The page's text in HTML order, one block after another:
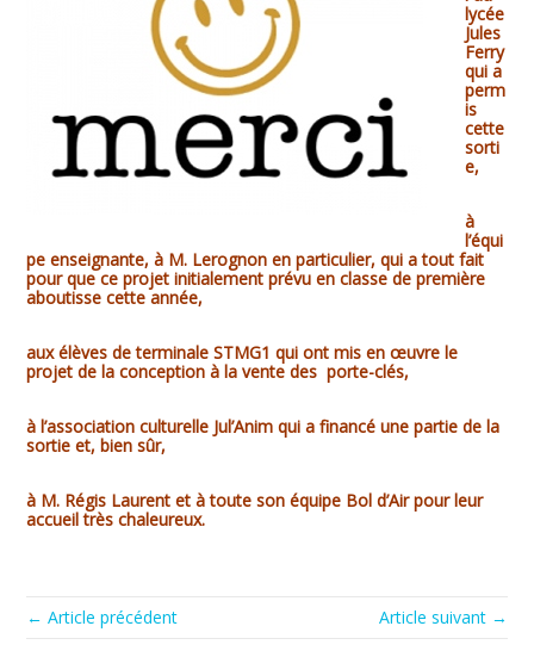
lycée
Jules
Ferry
qui a
perm
is
cette
sorti
e,
à
l’équi
pe enseignante,à M. Lerognon en particulier, qui a tout fait
pour que ce projet initialement prévu en classe de première
aboutisse cette année,
aux élèves de terminale STMG1 qui ont misen œuvre le
projet de la conception à la vente des porte-clés,
à l’association culturelle Jul’Anim qui a financé une partie de la
sortie et, bien sûr,
à M. Régis Laurent et à toute son équipe Bol d’Air pour leur
accueil très chaleureux.
← Article précédent Article suivant →